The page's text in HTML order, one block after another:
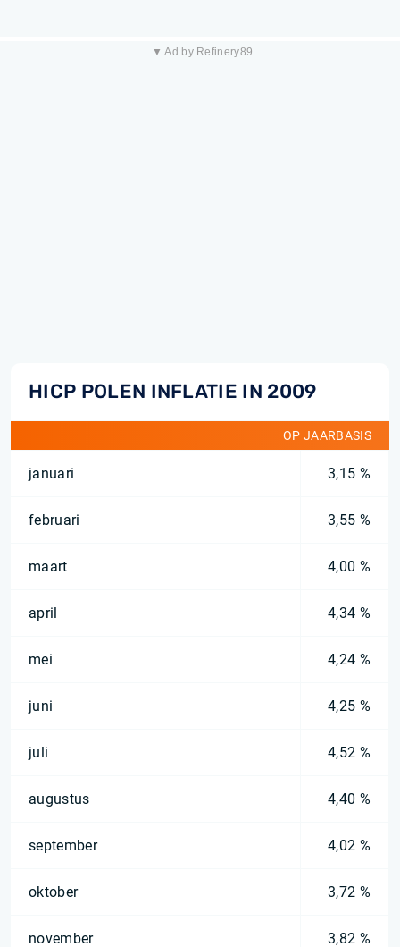
▼ Ad by Refinery89
HICP POLEN INFLATIE IN 2009
OP JAARBASIS
januari 3,15 %
februari 3,55 %
maart 4,00 %
april 4,34 %
mei 4,24 %
juni 4,25 %
juli 4,52 %
augustus 4,40 %
september 4,02 %
oktober 3,72 %
november 3,82 %